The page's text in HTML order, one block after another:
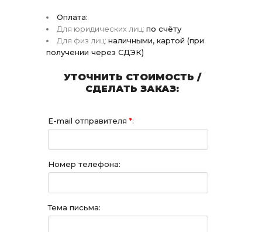
Оплата:
Для юридических лиц: по счёту
Для физ лиц: наличными, картой (при
получении через СДЭК)
УТОЧНИТЬ СТОИМОСТЬ /
СДЕЛАТЬ ЗАКАЗ:
E-mail отправителя *:
Номер телефона:
Тема письма: